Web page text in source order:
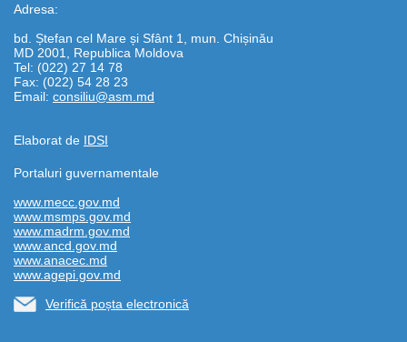
Adresa:
bd. Ștefan cel Mare și Sfânt 1, mun. Chișinău
MD 2001, Republica Moldova
Tel: (022) 27 14 78
Fax: (022) 54 28 23
Email: consiliu@asm.md
Elaborat de IDSI
Portaluri guvernamentale
www.mecc.gov.md
www.msmps.gov.md
www.madrm.gov.md
www.ancd.gov.md
www.anacec.md
www.agepi.gov.md
Verifică poșta electronică